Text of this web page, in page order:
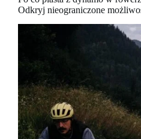
Odkryj nieograniczone